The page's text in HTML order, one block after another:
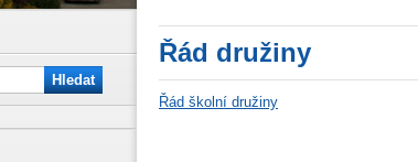
Řád družiny
Řád školní družiny